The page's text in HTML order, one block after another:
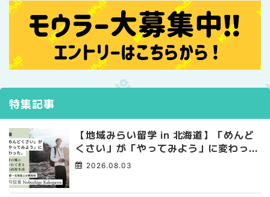
特集記事
【地域みらい留学 in 北海道】「めんど
くさい」が「やってみよう」に変わっ
た。 十勝の風に吹かれて走る、僕の泥
2026.08.03